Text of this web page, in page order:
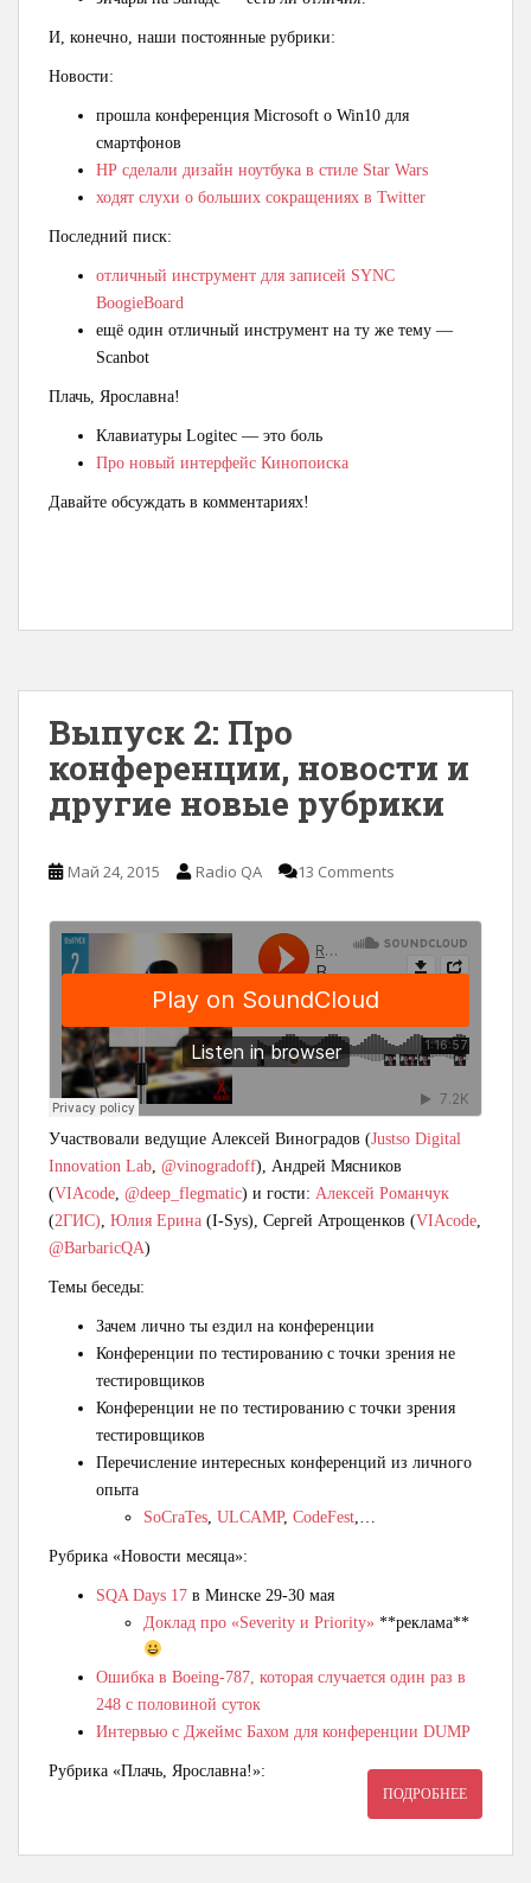
И, конечно, наши постоянные рубрики:
Новости:
прошла конференция Microsoft о Win10 для
смартфонов
НР сделали дизайн ноутбука в стиле Star Wars
ходят слухи о больших сокращениях в Twitter
Последний писк:
отличный инструмент для записей SYNC
BoogieBoard
ещё один отличный инструмент на ту же тему —
Scanbot
Плачь, Ярославна!
Клавиатуры Logitec — это боль
Про новый интерфейс Кинопоиска
Давайте обсуждать в комментариях!
Выпуск 2: Про
конференции, новости и
другие новые рубрики
Май 24, 2015 Radio QA 13 Comments
Участвовали ведущие Алексей Виноградов (Justso Digital
Innovation Lab, @vinogradoff), Андрей Мясников
(VIAcode, @deep_flegmatic) и гости: Алексей Романчук
(2ГИС), Юлия Ерина (I-Sys), Сергей Атрощенков (VIAcode,
@BarbaricQA)
Темы беседы:
Зачем лично ты ездил на конференции
Конференции по тестированию с точки зрения не
тестировщиков
Конференции не по тестированию с точки зрения
тестировщиков
Перечисление интересных конференций из личного
опыта
SoCraTes, ULCAMP, CodeFest,…
Рубрика «Новости месяца»:
SQA Days 17 в Минске 29-30 мая
Доклад про «Severity и Priority» **реклама**
Ошибка в Boeing-787, которая случается один раз в
248 с половиной суток
Интервью с Джеймс Бахом для конференции DUMP
Рубрика «Плачь, Ярославна!»:
ПОДРОБНЕЕ